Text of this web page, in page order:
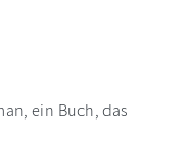
ein Buch, das